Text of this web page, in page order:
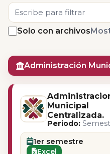
Solo con archivos
Administración
Municipal
Centralizada.
Periodo:
1er semestre
Excel